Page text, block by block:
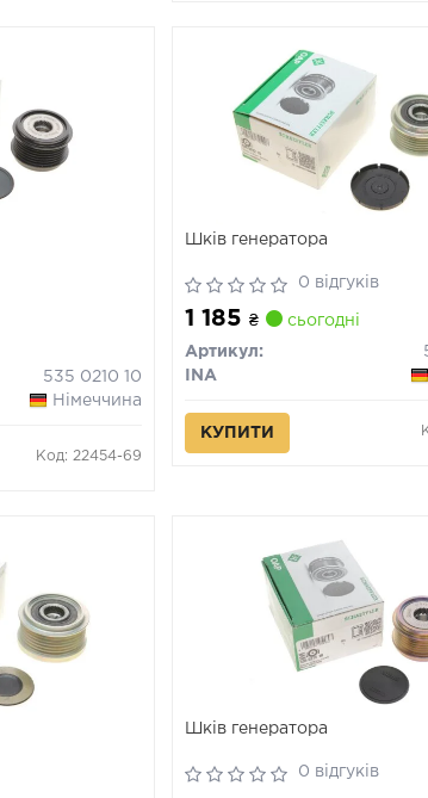
535 0210 10
Німеччина
Код: 22454-69
Шків генератора
0 відгуків
1 185₴ сьогодні
Артикул:
INA
КУПИТИ
Шків генератора
0 відгуків